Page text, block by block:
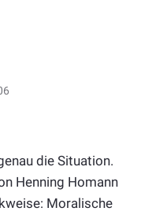
die Situation.
Henning Homann
Moralische